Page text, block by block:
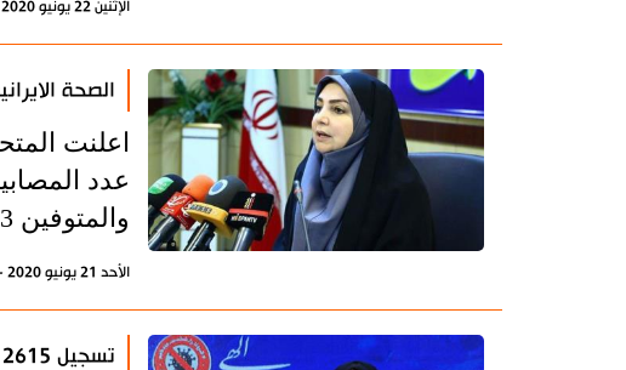
الإثنين 22 يونيو 2020 - 16:23 بتوقيت طهران
الصحة الايرانية: تسجيل
اعلنت
والمتوفين 9623 شخصا.
الأحد 21 يونيو 2020 - 15:21 بتوقيت طهران
تسجيل 2615 إصابة جديدة بفيروس كورونا في ايران